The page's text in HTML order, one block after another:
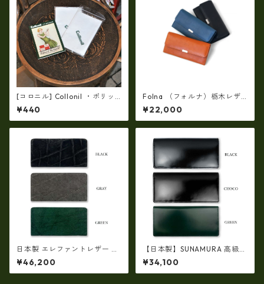
[コロニル] Collonil ・ポリッ
シングクロス【1枚】（ふき取
り布）-14 バッグ・財布用レ
ザーケア
¥440
Folna （フォルナ）栃木レザ
ー フラップ長財布 / No.29938
93
¥22,000
日本製 エレファントレザー ×
姫路レザー ラウンドファスナ
ーロングウォレット長財布 本
革(5175)
¥46,200
【日本製】SUNAMURA 高級レ
ザー コードバン 長財布（札入
れ二つ折り） ly-1000
¥34,100